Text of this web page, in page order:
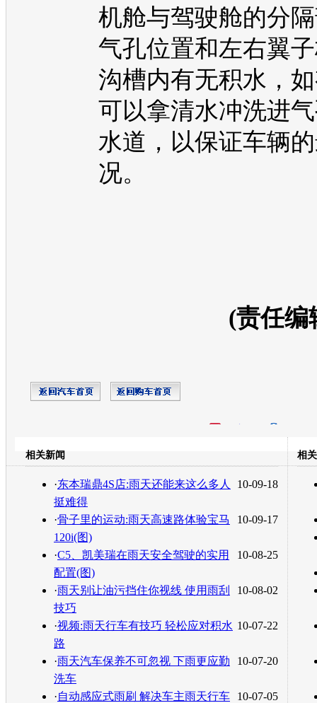
机舱与驾驶舱的分
气孔位置和左右翼
沟槽内有无积水，
可以拿清水冲洗进
水道，以保证车辆
况。
(责任编
转发至：
相关新闻
10-09-18
·东本瑞鼎4S店:雨天还能来这么多人
挺难得
10-09-17
·骨子里的运动:雨天高速路体验宝马
120i(图)
10-08-25
·C5、凯美瑞在雨天安全驾驶的实用
配置(图)
10-08-02
·雨天别让油污挡住你视线 使用雨刮
技巧
10-07-22
·视频:雨天行车有技巧 轻松应对积水
路
10-07-20
·雨天汽车保养不可忽视 下雨更应勤
洗车
10-07-05
·自动感应式雨刷 解决车主雨天行车
相